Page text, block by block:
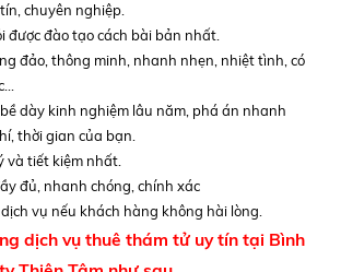
chuyên nghiệp.
được đào tạo cách bài bản nhất.
đảo, thông minh, nhanh nhẹn, nhiệt tình, có
dày kinh nghiệm lâu năm, phá án nhanh
thời gian của bạn.
và tiết kiệm nhất.
đủ, nhanh chóng, chính xác
vụ nếu khách hàng không hài lòng.
dịch vụ thuê thám tử uy tín tại Bình